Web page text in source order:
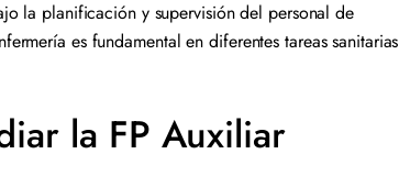
la planificación y supervisión del personal de
es fundamental en diferentes tareas sanitarias
la FP Auxiliar